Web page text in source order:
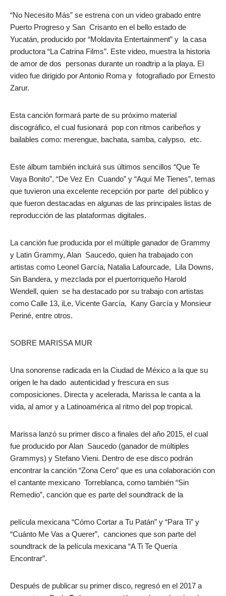
“No Necesito Más” se estrena con un video grabado entre
Puerto Progreso y San Crisanto en el bello estado de
Yucatán, producido por “Moldavita Entertainment” y la casa
productora “La Catrina Films”. Este video, muestra la historia
de amor de dos personas durante un roadtrip a la playa. El
video fue dirigido por Antonio Roma y fotografiado por Ernesto
Zarur.
Esta canción formará parte de su próximo material
discográfico, el cual fusionará pop con ritmos caribeños y
bailables como: merengue, bachata, samba, calypso, etc.
Este álbum también incluirá sus últimos sencillos “Que Te
Vaya Bonito”, “De Vez En Cuando” y “Aquí Me Tienes”, temas
que tuvieron una excelente recepción por parte del público y
que fueron destacadas en algunas de las principales listas de
reproducción de las plataformas digitales.
La canción fue producida por el múltiple ganador de Grammy
y Latin Grammy, Alan Saucedo, quien ha trabajado con
artistas como Leonel García, Natalia Lafourcade, Lila Downs,
Sin Bandera, y mezclada por el puertorriqueño Harold
Wendell, quien se ha destacado por su trabajo con artistas
como Calle 13, iLe, Vicente García, Kany García y Monsieur
Periné, entre otros.
SOBRE MARISSA MUR
Una sonorense radicada en la Ciudad de México a la que su
origen le ha dado autenticidad y frescura en sus
composiciones. Directa y acelerada, Marissa le canta a la
vida, al amor y a Latinoamérica al ritmo del pop tropical.
Marissa lanzó su primer disco a finales del año 2015, el cual
fue producido por Alan Saucedo (ganador de múltiples
Grammys) y Stefano Vieni. Dentro de ese disco podrán
encontrar la canción “Zona Cero” que es una colaboración con
el cantante mexicano Torreblanca, como también “Sin
Remedio”, canción que es parte del soundtrack de la
película mexicana “Cómo Cortar a Tu Patán” y “Para Ti” y
“Cuánto Me Vas a Querer”, canciones que son parte del
soundtrack de la película mexicana “A Ti Te Quería
Encontrar”.
Después de publicar su primer disco, regresó en el 2017 a